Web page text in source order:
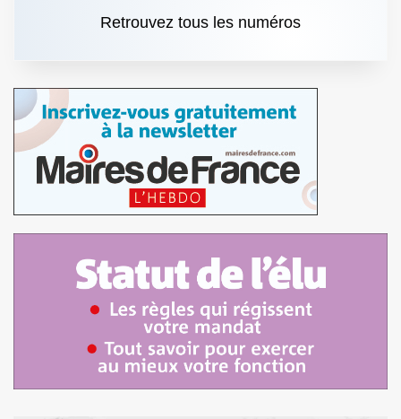
Retrouvez tous les numéros